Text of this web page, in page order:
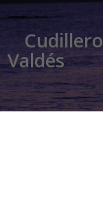
Cudillero
Valdés